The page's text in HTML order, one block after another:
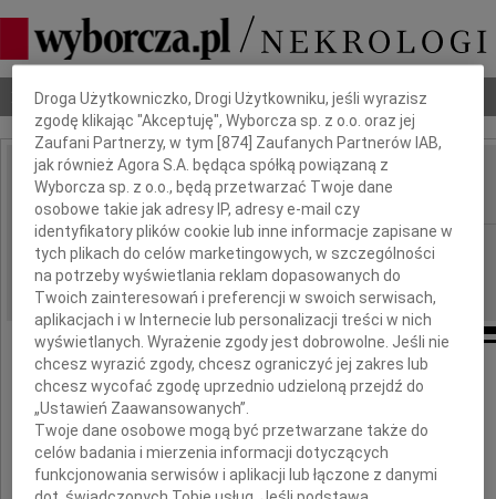
Nekrologi Odeszli Poradnik pogrzebowy
IMIĘ I NAZWISKO: Anna Grześkowiak
REGION: Poznań
DATA EMISJI: 03.04.2012
30 marca 2012 roku
odeszła od nas
Dbamy o Twoją prywatność
Droga Użytkowniczko, Drogi Użytkowniku, jeśli wyrazisz
zgodę klikając "Akceptuję", Wyborcza sp. z o.o. oraz jej
Zaufani Partnerzy, w tym [874] Zaufanych Partnerów IAB,
jak również Agora S.A. będąca spółką powiązaną z
Wyborcza sp. z o.o., będą przetwarzać Twoje dane
osobowe takie jak adresy IP, adresy e-mail czy
identyfikatory plików cookie lub inne informacje zapisane w
tych plikach do celów marketingowych, w szczególności
na potrzeby wyświetlania reklam dopasowanych do
Twoich zainteresowań i preferencji w swoich serwisach,
aplikacjach i w Internecie lub personalizacji treści w nich
wyświetlanych. Wyrażenie zgody jest dobrowolne. Jeśli nie
chcesz wyrazić zgody, chcesz ograniczyć jej zakres lub
chcesz wycofać zgodę uprzednio udzieloną przejdź do
„Ustawień Zaawansowanych”.
Twoje dane osobowe mogą być przetwarzane także do
celów badania i mierzenia informacji dotyczących
funkcjonowania serwisów i aplikacji lub łączone z danymi